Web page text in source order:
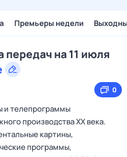
Премьеры недели
передач на 11 июля
0
и телепрограммы
производства XX века.
картины,
программы,